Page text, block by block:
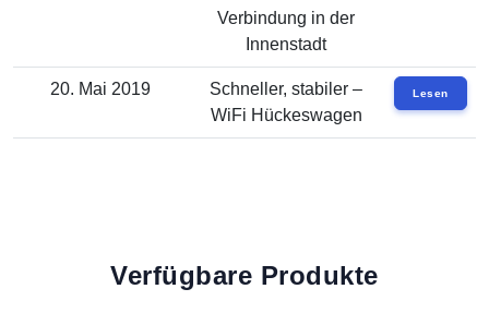
Verbindung in der
Innenstadt
20. Mai 2019
Schneller, stabiler –
WiFi Hückeswagen
Lesen
Verfügbare Produkte